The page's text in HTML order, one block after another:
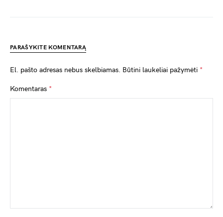
PARAŠYKITE KOMENTARĄ
El. pašto adresas nebus skelbiamas. Būtini laukeliai pažymėti *
Komentaras *